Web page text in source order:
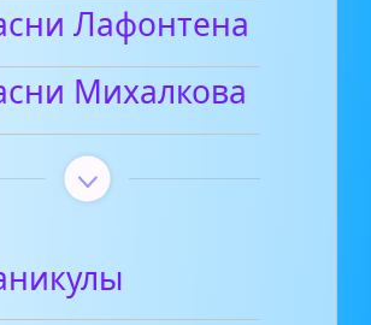
Лафонтена
Михалкова